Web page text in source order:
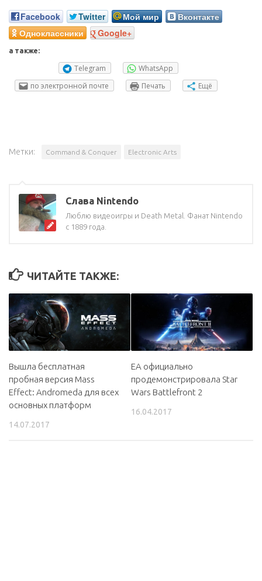
Facebook Twitter Мой мир
Вконтакте
Одноклассники
Google+
а также:
Telegram
WhatsApp
по электронной почте
Печать Ещё
Метки: Command & Conquer Electronic Arts
Слава Nintendo
Люблю видеоигры и Death Metal. Фанат Nintendo
с 1889 года.
ЧИТАЙТЕ ТАКЖЕ:
Вышла бесплатная
пробная версия Mass
Effect: Andromeda для всех
основных платформ
14.07.2017
EA официально
продемонстрировала Star
Wars Battlefront 2
16.04.2017